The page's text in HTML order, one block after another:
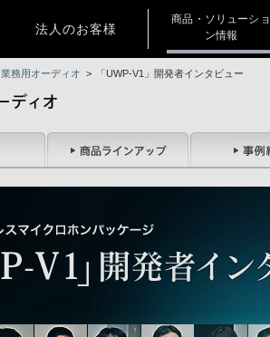
法人のお客様
商品・ソリューショ
ン情報
業務用オーディオ > 「UWP-V1」開発者インタビュー